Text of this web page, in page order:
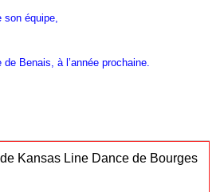
son équipe,
Benais, à l’année prochaine.
Kansas Line Dance de Bourges